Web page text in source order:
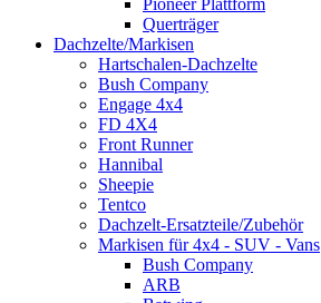
Pioneer Plattform
Querträger
Dachzelte/Markisen
Hartschalen-Dachzelte
Bush Company
Engage 4x4
FD 4X4
Front Runner
Hannibal
Sheepie
Tentco
Dachzelt-Ersatzteile/Zubehör
Markisen für 4x4 - SUV - Vans
Bush Company
ARB